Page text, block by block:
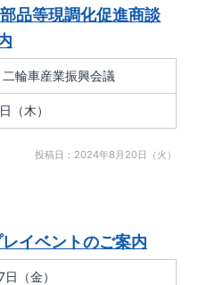
品等現調化促進商談
輪車産業振興会議
（木）
投稿日：2024年8月20日（火）
イベントのご案内
（金）